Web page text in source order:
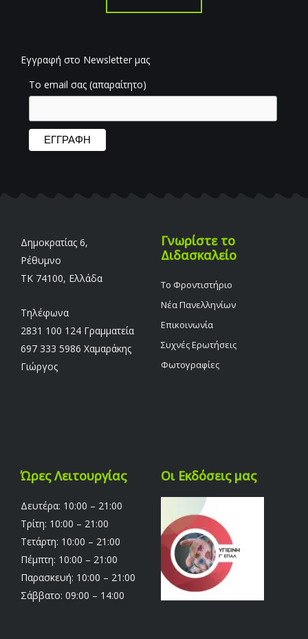
Εγγραφή στο Newsletter μας
Το email σας (απαραίτητο)
Δημοκρατίας 6,
Ρέθυμνο
TK 74100, Ελλάδα
Τηλέφωνα
2831 100 124 Γραμματεία
697 333 5986 Χαμαράκης
Γιώργος
Γνωρίστε το
Διδασκαλείο
Το Φροντιστήριο
Νέα Πανελληνίων
Επικοινωνία
Συχνές Ερωτήσεις
Φωτογραφίες
Ώρες Λειτουργίας
Δευτέρα: 10:00 – 21:00
Τρίτη: 10:00 – 21:00
Τετάρτη: 10:00 – 21:00
Πέμπτη: 10:00 – 21:00
Παρασκευή: 10:00 – 21:00
Σάββατο: 09:00 – 14:00
Οι Εκδόσεις μας